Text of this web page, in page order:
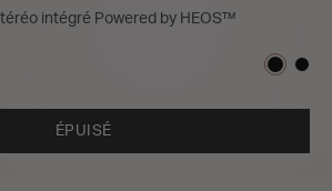
intégré Powered by HEOS™
ÉPUISÉ